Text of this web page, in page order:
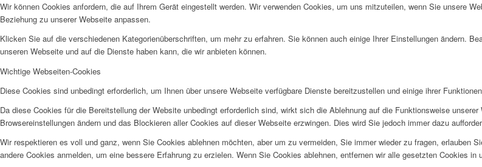
Wir können Cookies anfordern, die auf Ihrem Gerät eingestellt werden. Wir verwenden Cookies, um uns mitzuteilen, wenn Sie unsere
Beziehung zu unserer Webseite anpassen.
Klicken Sie auf die verschiedenen Kategorienüberschriften, um mehr zu erfahren. Sie können auch einige Ihrer Einstellungen ändern.
unseren Webseite und auf die Dienste haben kann, die wir anbieten können.
Wichtige Webseiten-Cookies
Diese Cookies sind unbedingt erforderlich, um Ihnen über unsere Webseite verfügbare Dienste bereitzustellen und einige ihrer
Da diese Cookies für die Bereitstellung der Website unbedingt erforderlich sind, wirkt sich die Ablehnung auf die Funktionsweise
Browsereinstellungen ändern und das Blockieren aller Cookies auf dieser Webseite erzwingen. Dies wird Sie jedoch immer dazu
Wir respektieren es voll und ganz, wenn Sie Cookies ablehnen möchten, aber um zu vermeiden, Sie immer wieder zu fragen,
andere Cookies anmelden, um eine bessere Erfahrung zu erzielen. Wenn Sie Cookies ablehnen, entfernen wir alle gesetzten Cookies in